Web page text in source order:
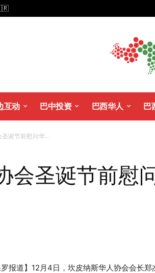
互动 巴中投资 巴西华人 巴
诞节前慰问华...
会圣诞节前慰
罗报道】12月4日，坎皮纳斯华人协会会长